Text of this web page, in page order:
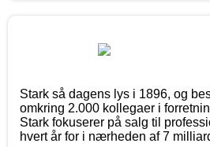
Stark så dagens lys i 1896, og
omkring 2.000 kollegaer i
Stark fokuserer på salg til
hvert år for i nærheden af 7